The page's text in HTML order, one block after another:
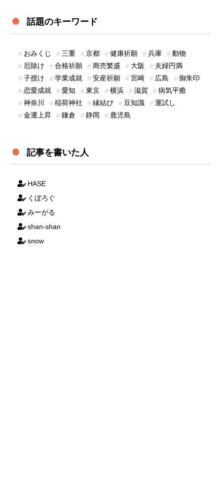
話題のキーワード
おみくじ 三重 京都 健康祈願 兵庫
動物
厄除け
合格祈願 商売繁盛 大阪
夫婦円満
子授け
学業成就 安産祈願 宮崎 広島
御朱印
恋愛成就
愛知 東京 横浜 滋賀
病気平癒
神奈川
稲荷神社 縁結び 豆知識
運試し
金運上昇
鎌倉 静岡 鹿児島
記事を書いた人
HASE
くぼろぐ
みーがる
shan-shan
snow